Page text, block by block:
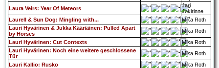
Laura Veirs: Year Of Meteors
Jari
Jokirinne
Laurell & Sun Dog: Mingling with...
Mika Roth
Lauri Hyvärinen & Jukka Kääriäinen: Pulled Apart
by Horses
Mika Roth
Lauri Hyvärinen: Cut Contexts
Mika Roth
Lauri Hyvärinen: Noch eine weitere geschlossene
Tür
Mika Roth
Lauri Kallio: Rusko
Mika Roth